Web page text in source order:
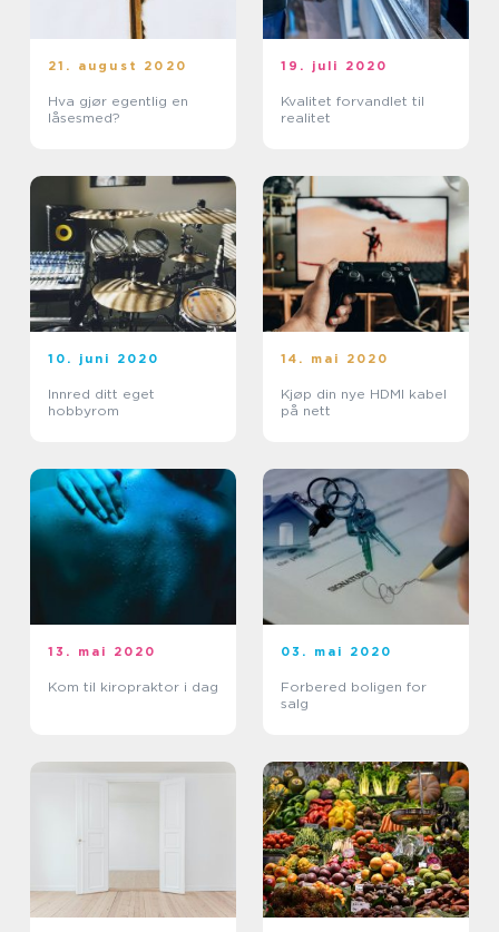
21. august 2020
Hva gjør egentlig en
låsesmed?
19. juli 2020
Kvalitet forvandlet til
realitet
10. juni 2020
Innred ditt eget
hobbyrom
14. mai 2020
Kjøp din nye HDMI kabel
på nett
13. mai 2020
Kom til kiropraktor i dag
03. mai 2020
Forbered boligen for
salg